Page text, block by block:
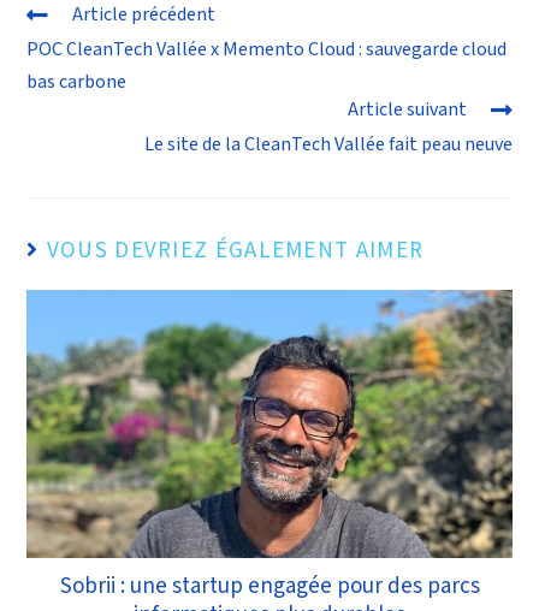
Article précédent
POC CleanTech Vallée x Memento Cloud : sauvegarde cloud
bas carbone
Article suivant
Le site de la CleanTech Vallée fait peau neuve
VOUS DEVRIEZ ÉGALEMENT AIMER
Sobrii : une startup engagée pour des parcs